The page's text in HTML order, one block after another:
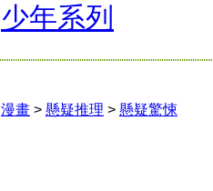
少年系列
漫畫 > 懸疑推理 > 懸疑驚悚